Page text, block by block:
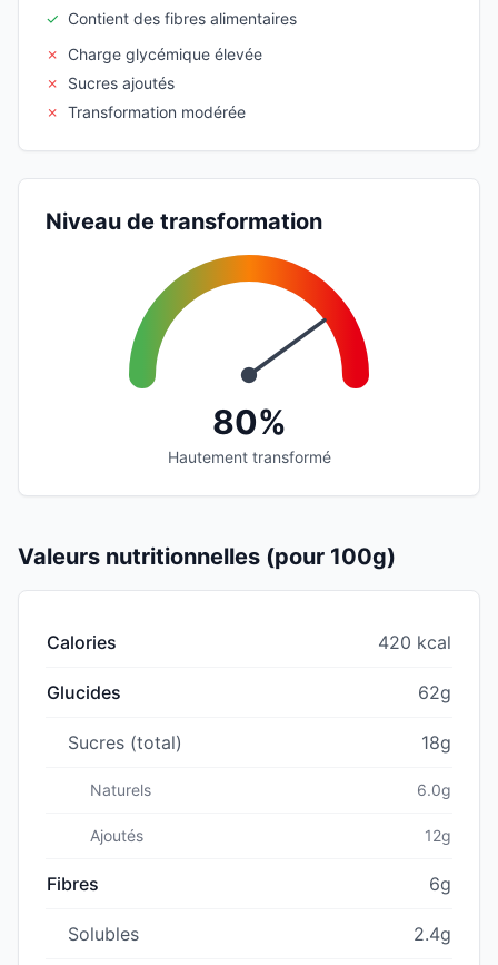
✓ Contient des fibres alimentaires
✗
Charge glycémique élevée
✗
Sucres ajoutés
✗ Transformation modérée
Niveau de transformation
80%
Hautement transformé
Valeurs nutritionnelles (pour 100g)
Calories 420 kcal
Glucides 62g
Sucres (total) 18g
Naturels 6.0g
Ajoutés 12g
Fibres 6g
Solubles 2.4g